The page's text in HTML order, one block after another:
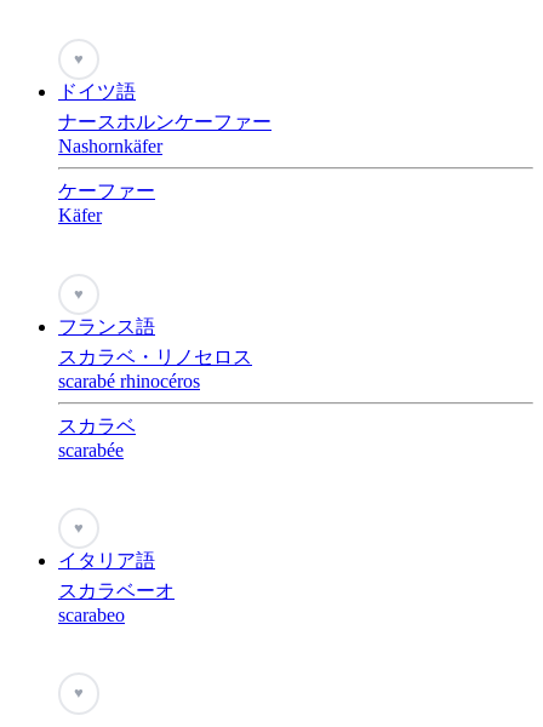
♥
ドイツ語
ナースホルンケーファー
Nashornkäfer
ケーファー
Käfer
♥
フランス語
スカラベ・リノセロス
scarabé rhinocéros
スカラベ
scarabée
♥
イタリア語
スカラベーオ
scarabeo
♥